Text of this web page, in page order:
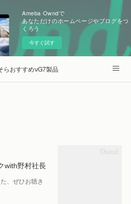
Ameba Owndで
あなただけのホームページやブログをつ
くろう
今すぐ試す
らおすすめνG7製品
with野村社長
、ぜひお聴き